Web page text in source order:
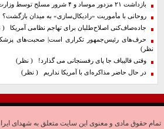
بازداشت ۲۱ مزدور موساد و ۴ شرور مسلح توسط وزارت اطلاعات
روحانی با مأموریت «رادیکال‌سازی» به میدان بازگشت؟
جاده‌صاف‌کنی اصلاح‌طلبان برای تهاجم نظامی آمریکا
(
حرف‌های رئیس‌جمهور تکراری است| صحبت‌های
نظر)
وقتی قالیباف جا پای رفسنجانی می گذارد! ( نظر)
در حال حاضر مذاکره‌ای با آمریکا نداریم
( نظر)
تمام حقوق مادی و معنوی این سایت متعلق به شهدای